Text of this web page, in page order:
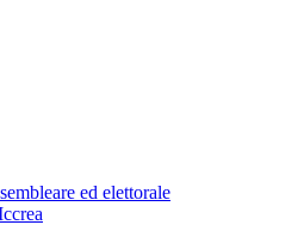
ed elettorale